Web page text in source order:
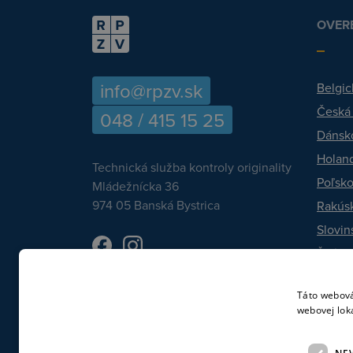
info@rpzv.sk
048 / 415 15 25
Technická služba kontroly originality
Mládežnícka 36
974 05 Banská Bystrica
Poľsko
Táto
webovej